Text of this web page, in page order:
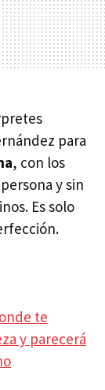
para
, con los
y sin
Es solo
te
y parecerá